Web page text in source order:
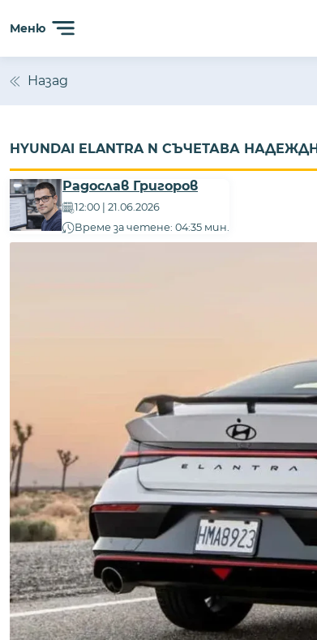
Меню
Назад
HYUNDAI ELANTRA N СЪЧЕТАВА
Радослав Григоров
12:00 | 21.06.2026
Време за четене: 04:35 мин.